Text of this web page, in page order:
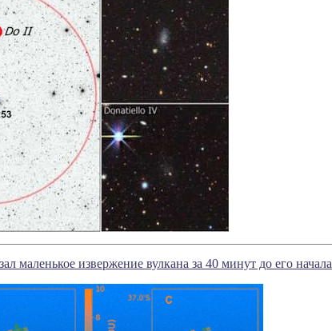
маленькое извержение вулкана за 40 минут до его начала